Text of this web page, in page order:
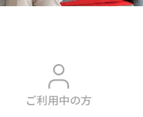
ご利用中の方